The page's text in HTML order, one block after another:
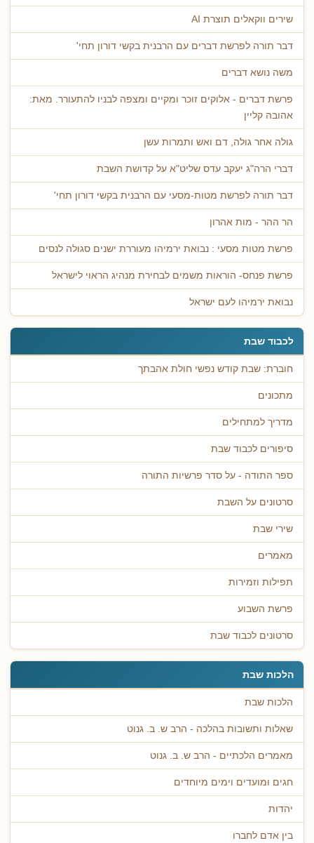
שירים ווקאלים תוצרת AI
דבר תורה לפרשת דברים עם הרבנית בקשי דורון תחי'
משה נושא דברים
פרשת דברים - אלוקים זוכר ומקיים ומצפה לבניו להתעורר. מאת:
אהובה קליין
גולה אחר גולה, דם ואש ותמרות עשן
דברי הרה"ג יעקב עדס שליט"א על קדושת השבת
דבר תורה לפרשת מטות-מסעי עם הרבנית בקשי דורון תחי'
הר ההר - מות אהרון
פרשת מטות מסעי : נבואת ירמיהו מעוררת ישנים סגולה לנסים
פרשת פנחס- הוראות משמים לבחירת מנהיג הראוי לישראל
נבואת ירמיהו לעם ישראל
לכבוד שבת
חוברת: שבת קודש נפשי חולת אהבתך
מתכונים
מדריך למתחילים
סיפורים לכבוד שבת
ספר התודה - על סדר פרשיות התורה
סרטונים על השבת
שירי שבת
מאמרים
תפילות וזמירות
פרשת השבוע
סרטונים לכבוד שבת
הלכות שבת
הלכות שבת
שאלות ותשובות בהלכה - הרב ש. ב. גנוט
מאמרים הלכתיים - הרב ש. ב. גנוט
חגים ומועדים וימים מיוחדים
יהדות
בין אדם לחברו